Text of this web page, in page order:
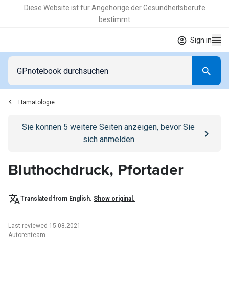
Diese Website ist für Angehörige der Gesundheitsberufe
bestimmt
Sign in
Hämatologie
Go to/anmeldenpage
Sie können 5 weitere Seiten anzeigen, bevor Sie
sich anmelden
Bluthochdruck, Pfortader
Translated from English. Show original.
Last reviewed 15.08.2021
Autorenteam